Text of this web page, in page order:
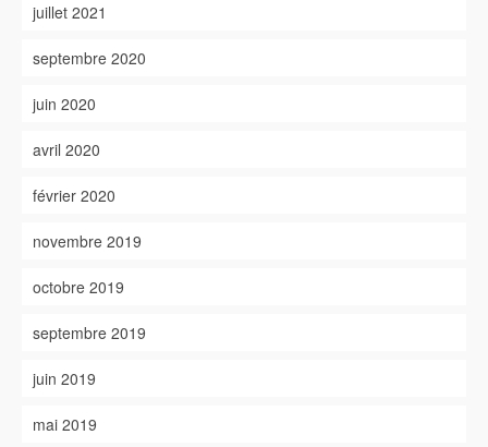
juillet 2021
septembre 2020
juin 2020
avril 2020
février 2020
novembre 2019
octobre 2019
septembre 2019
juin 2019
mai 2019